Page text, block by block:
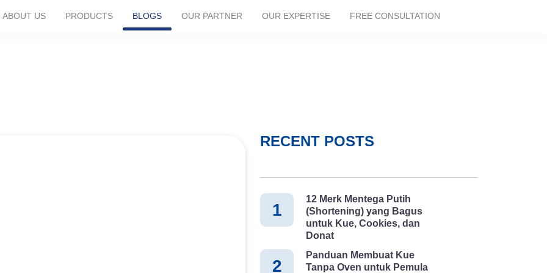
ABOUT US PRODUCTS BLOGS OUR PARTNER OUR EXPERTISE FREE CONSULTATION
RECENT POSTS
1
12 Merk Mentega Putih
(Shortening) yang Bagus
untuk Kue, Cookies, dan
Donat
2
Panduan Membuat Kue
Tanpa Oven untuk Pemula